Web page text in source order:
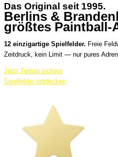
Das Original seit 1995.
Berlins &
größtes Paintball-
12 einzigartige Spielfelder. Freie
Zeitdruck, kein Limit — nur pures
Jetzt Termin sichern
Spielfelder entdecken